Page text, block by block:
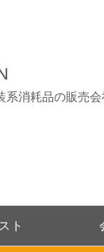
系消耗品の販売会
ト